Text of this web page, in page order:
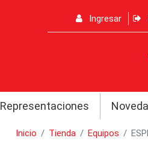
Ingresar
Representaciones
Inicio Tienda Equipos